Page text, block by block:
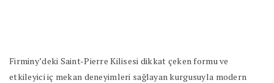
Firminy’deki Saint-Pierre Kilisesi dikkat çeken formu ve
etkileyici iç mekan deneyimleri sağlayan kurgusuyla modern